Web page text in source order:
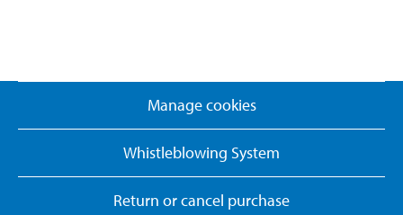
Manage cookies
Whistleblowing System
Return or cancel purchase